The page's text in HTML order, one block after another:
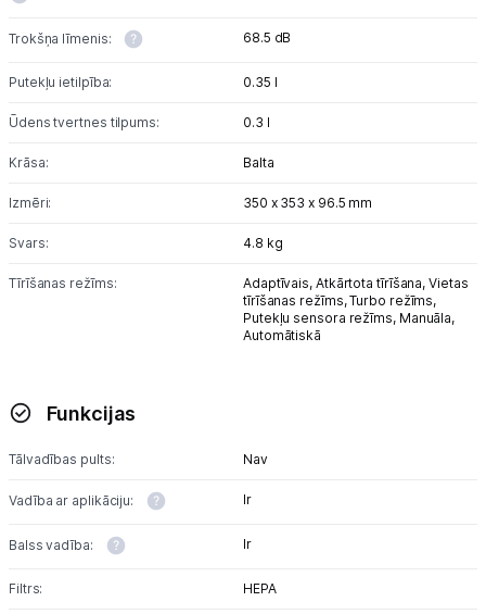
Trokšņa līmenis: 68.5 dB
Putekļu ietilpība: 0.35 l
Ūdens tvertnes tilpums: 0.3 l
Krāsa: Balta
Izmēri: 350 x 353 x 96.5 mm
Svars: 4.8 kg
Tīrīšanas režīms: Adaptīvais, Atkārtota tīrīšana,Vietas
tīrīšanas režīms,Turbo režīms,
Putekļu sensora režīms, Manuāla,
Automātiskā
Funkcijas
Tālvadības pults: Nav
Vadība ar aplikāciju: Ir
Balss vadība: Ir
Filtrs: HEPA